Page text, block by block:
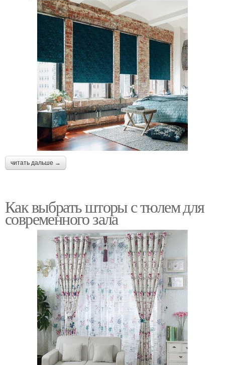
читать дальше →
Как выбрать шторы с тюлем для
современного зала